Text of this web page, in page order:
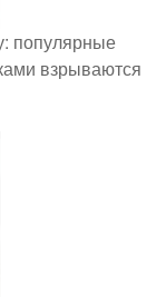
популярные
взрываются